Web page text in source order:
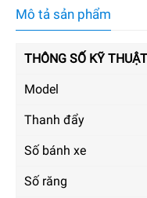
Mô tả sản phẩm
THÔNG SỐ KỸ THUẬT
Model
Thanh đẩy
Số bánh xe
Số răng